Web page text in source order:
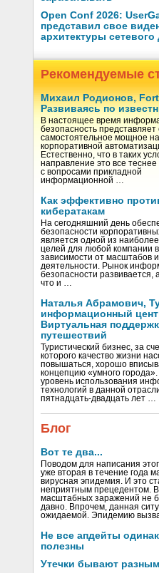
Open Conf 2026:
представил свое
архитектуры
Рекомендуемые
Михаил Родионов,
Развиваясь по
В настоящее время
безопасность представляет
самостоятельное мощное
корпоративной
Естественно, что в таких
направление это все теснее
с вопросами прикладной
информационной …
Как эффективно
кибератакам
На сегодняшний день
безопасности
является одной из
целей для любой компании
зависимости от масштабов
деятельности. Рынок
безопасности развивается,
что и …
Наталья Абрамович,
информационный
Виртуальная
путешествий
Туристический бизнес, за
которого качество жизни
повышаться, хорошо
концепцию «умного
уровень использования
технологий в данной
пятнадцать-двадцать лет …
Блог
Вот те два...
Поводом для написания
уже вторая в течение года
вирусная эпидемия. И это
неприятным прецедентом.
масштабных заражений не
давно. Впрочем, данная
ожидаемой. Эпидемию
Не все апдейты
полезны
Утечки бывают